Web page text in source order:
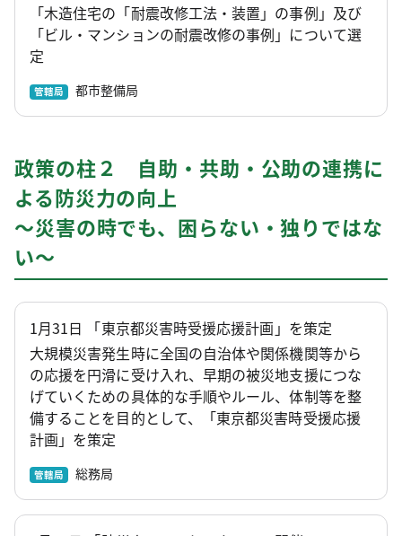
「木造住宅の「耐震改修工法・装置」の事例」及び
「ビル・マンションの耐震改修の事例」について選
定
管轄局 都市整備局
政策の柱２ 自助・共助・公助の連携に
よる防災力の向上
～災害の時でも、困らない・独りではな
い～
1月31日 「東京都災害時受援応援計画」を策定
大規模災害発生時に全国の自治体や関係機関等から
の応援を円滑に受け入れ、早期の被災地支援につな
げていくための具体的な手順やルール、体制等を整
備することを目的として、「東京都災害時受援応援
計画」を策定
管轄局 総務局